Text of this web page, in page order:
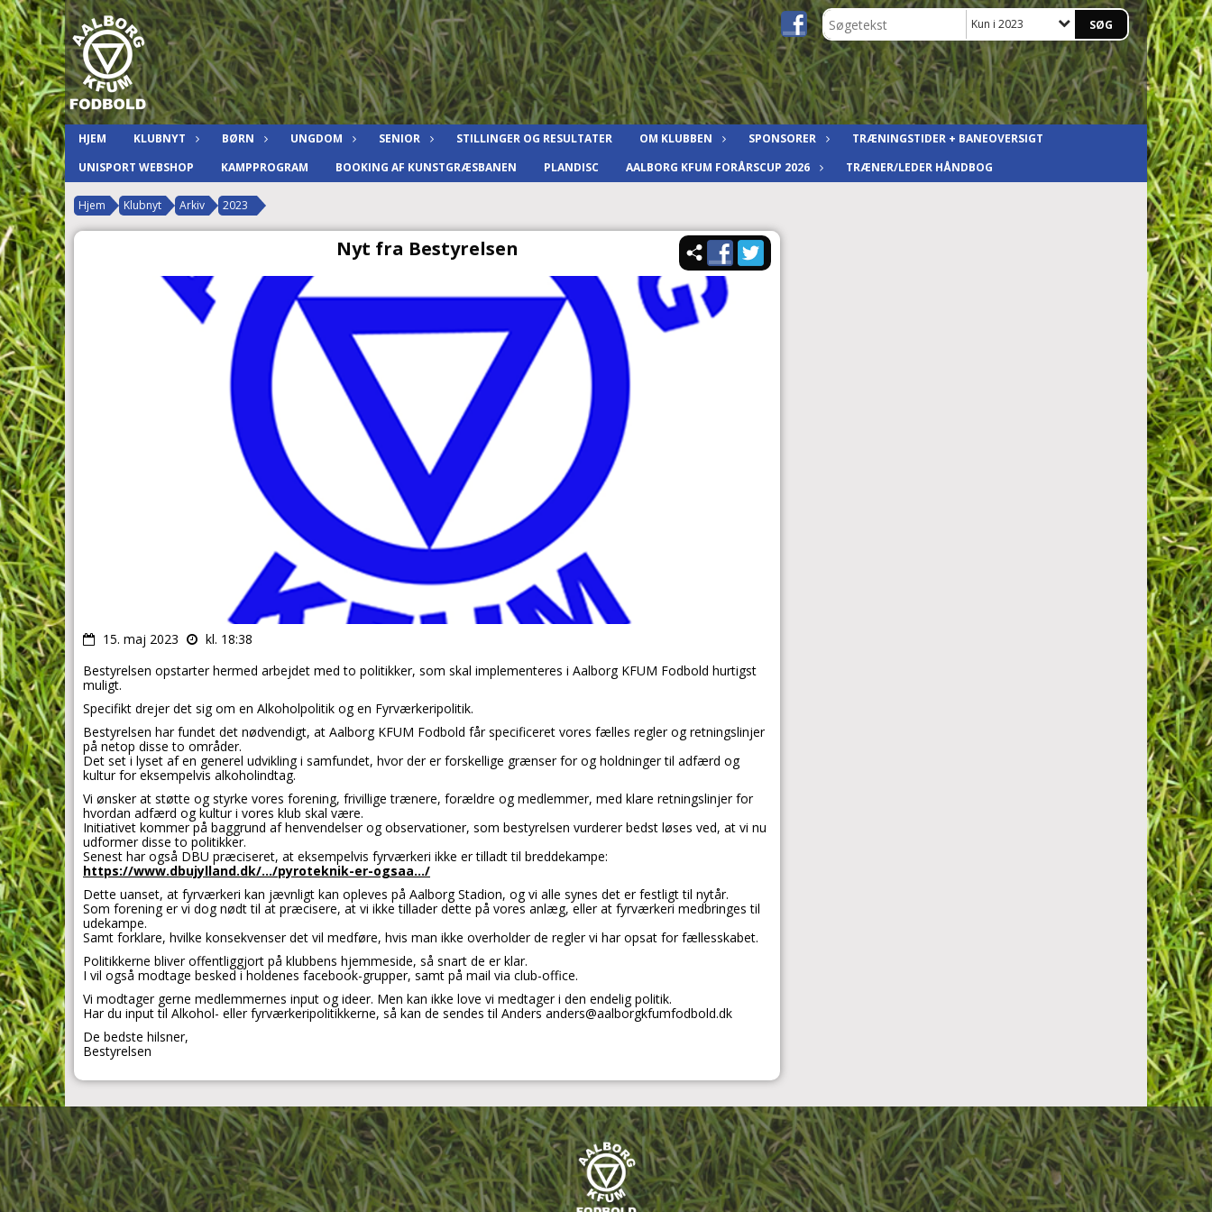
Kun i 2023
HJEM KLUBNYT BØRN UNGDOM SENIOR STILLINGER OG RESULTATER OM KLUBBEN SPONSORER
TRÆNINGSTIDER + BANEOVERSIGT
UNISPORT WEBSHOP
KAMPPROGRAM BOOKING AF KUNSTGRÆSBANEN PLANDISC AALBORG KFUM FORÅRSCUP 2026 TRÆNER/LEDER HÅNDBOG
Hjem Klubnyt Arkiv 2023
Nyt fra Bestyrelsen
15. maj 2023
kl. 18:38
Bestyrelsen opstarter hermed arbejdet med to politikker, som skal implementeres i Aalborg KFUM Fodbold hurtigst
muligt.
Specifikt drejer det sig om en Alkoholpolitik og en Fyrværkeripolitik.
Bestyrelsen har fundet det nødvendigt, at Aalborg KFUM Fodbold får specificeret vores fælles regler og retningslinjer
på netop disse to områder.
Det set i lyset af en generel udvikling i samfundet, hvor der er forskellige grænser for og holdninger til adfærd og
kultur for eksempelvis alkoholindtag.
Vi ønsker at støtte og styrke vores forening, frivillige trænere, forældre og medlemmer, med klare retningslinjer for
hvordan adfærd og kultur i vores klub skal være.
Initiativet kommer på baggrund af henvendelser og observationer, som bestyrelsen vurderer bedst løses ved, at vi nu
udformer disse to politikker.
Senest har også DBU præciseret, at eksempelvis fyrværkeri ikke er tilladt til breddekampe:
https://www.dbujylland.dk/.../pyroteknik-er-ogsaa.../
Dette uanset, at fyrværkeri kan jævnligt kan opleves på Aalborg Stadion, og vi alle synes det er festligt til nytår.
Som forening er vi dog nødt til at præcisere, at vi ikke tillader dette på vores anlæg, eller at fyrværkeri medbringes til
udekampe.
Samt forklare, hvilke konsekvenser det vil medføre, hvis man ikke overholder de regler vi har opsat for fællesskabet.
Politikkerne bliver offentliggjort på klubbens hjemmeside, så snart de er klar.
I vil også modtage besked i holdenes facebook-grupper, samt på mail via club-office.
Vi modtager gerne medlemmernes input og ideer. Men kan ikke love vi medtager i den endelig politik.
Har du input til Alkohol- eller fyrværkeripolitikkerne, så kan de sendes til Anders anders@aalborgkfumfodbold.dk
De bedste hilsner,
Bestyrelsen